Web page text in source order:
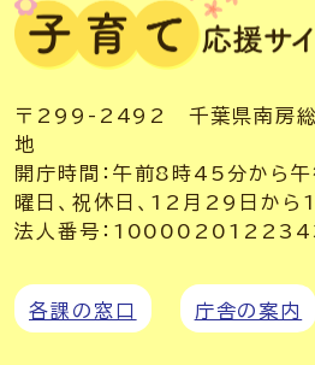
〒299-2492 千葉県南房総
地
開庁時間：午前8時45分から午
曜日、祝休日、12月29日から
法人番号：
各課の窓口 庁舎の案内